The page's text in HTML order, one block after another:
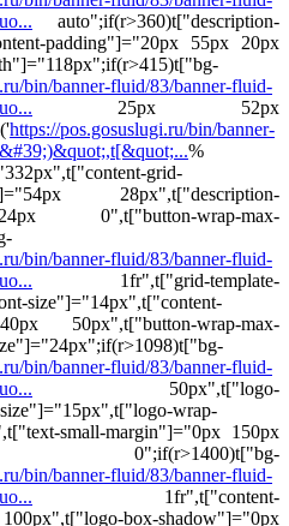
auto";if(r>360)t["description-
padding"]="20px 55px 20px
bin/banner-fluid/83/banner-fluid-
25px 52px
https://pos.gosuslugi.ru/bin/banner-
%
grid-
28px",t["description-
wrap-max-
bin/banner-fluid/83/banner-fluid-
1fr",t["grid-template-
size"]="14px",t["content-
50px",t["button-wrap-max-
bin/banner-fluid/83/banner-fluid-
50px",t["logo-
wrap-
small-margin"]="0px 150px
bin/banner-fluid/83/banner-fluid-
1fr",t["content-
box-shadow"]="0px